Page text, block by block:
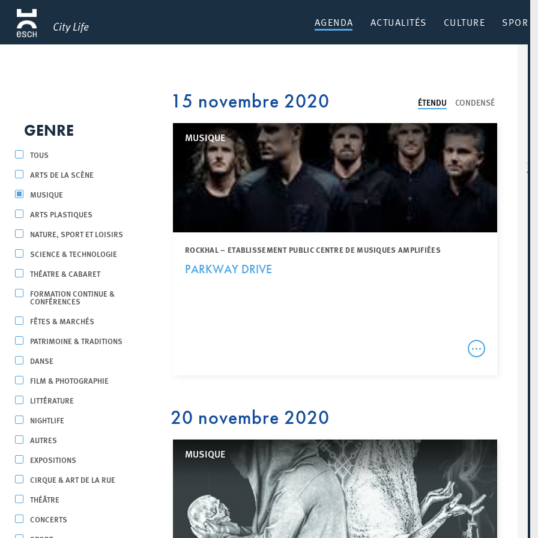
City Life AGENDA ACTUALITÉS CULTURE SPORT
GENRE
TOUS
ARTS DE LA SCÈNE
MUSIQUE
ARTS PLASTIQUES
NATURE, SPORT ET LOISIRS
SCIENCE & TECHNOLOGIE
THÉATRE & CABARET
FORMATION CONTINUE &
CONFÉRENCES
FÊTES & MARCHÉS
PATRIMOINE & TRADITIONS
DANSE
FILM & PHOTOGRAPHIE
LITTÉRATURE
NIGHTLIFE
AUTRES
EXPOSITIONS
CIRQUE & ART DE LA RUE
THÉÂTRE
CONCERTS
ÉTENDU CONDENSÉ
15 novembre 2020
MUSIQUE
ROCKHAL – ETABLISSEMENT PUBLIC CENTRE DE MUSIQUES AMPLIFIÉES
PARKWAY DRIVE
20 novembre 2020
MUSIQUE